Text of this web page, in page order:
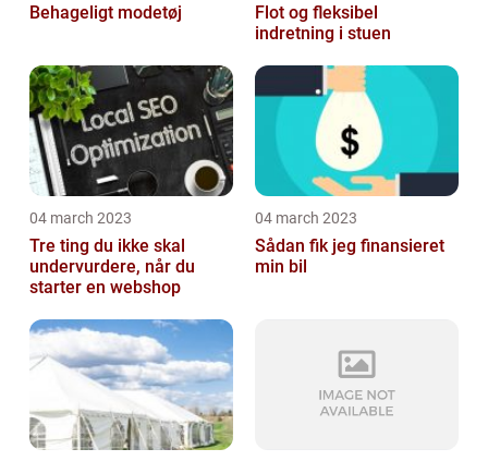
Behageligt modetøj
Flot og fleksibel
indretning i stuen
04 march 2023
Tre ting du ikke skal
undervurdere, når du
starter en webshop
04 march 2023
Sådan fik jeg finansieret
min bil